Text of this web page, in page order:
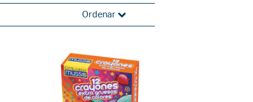
Ordenar